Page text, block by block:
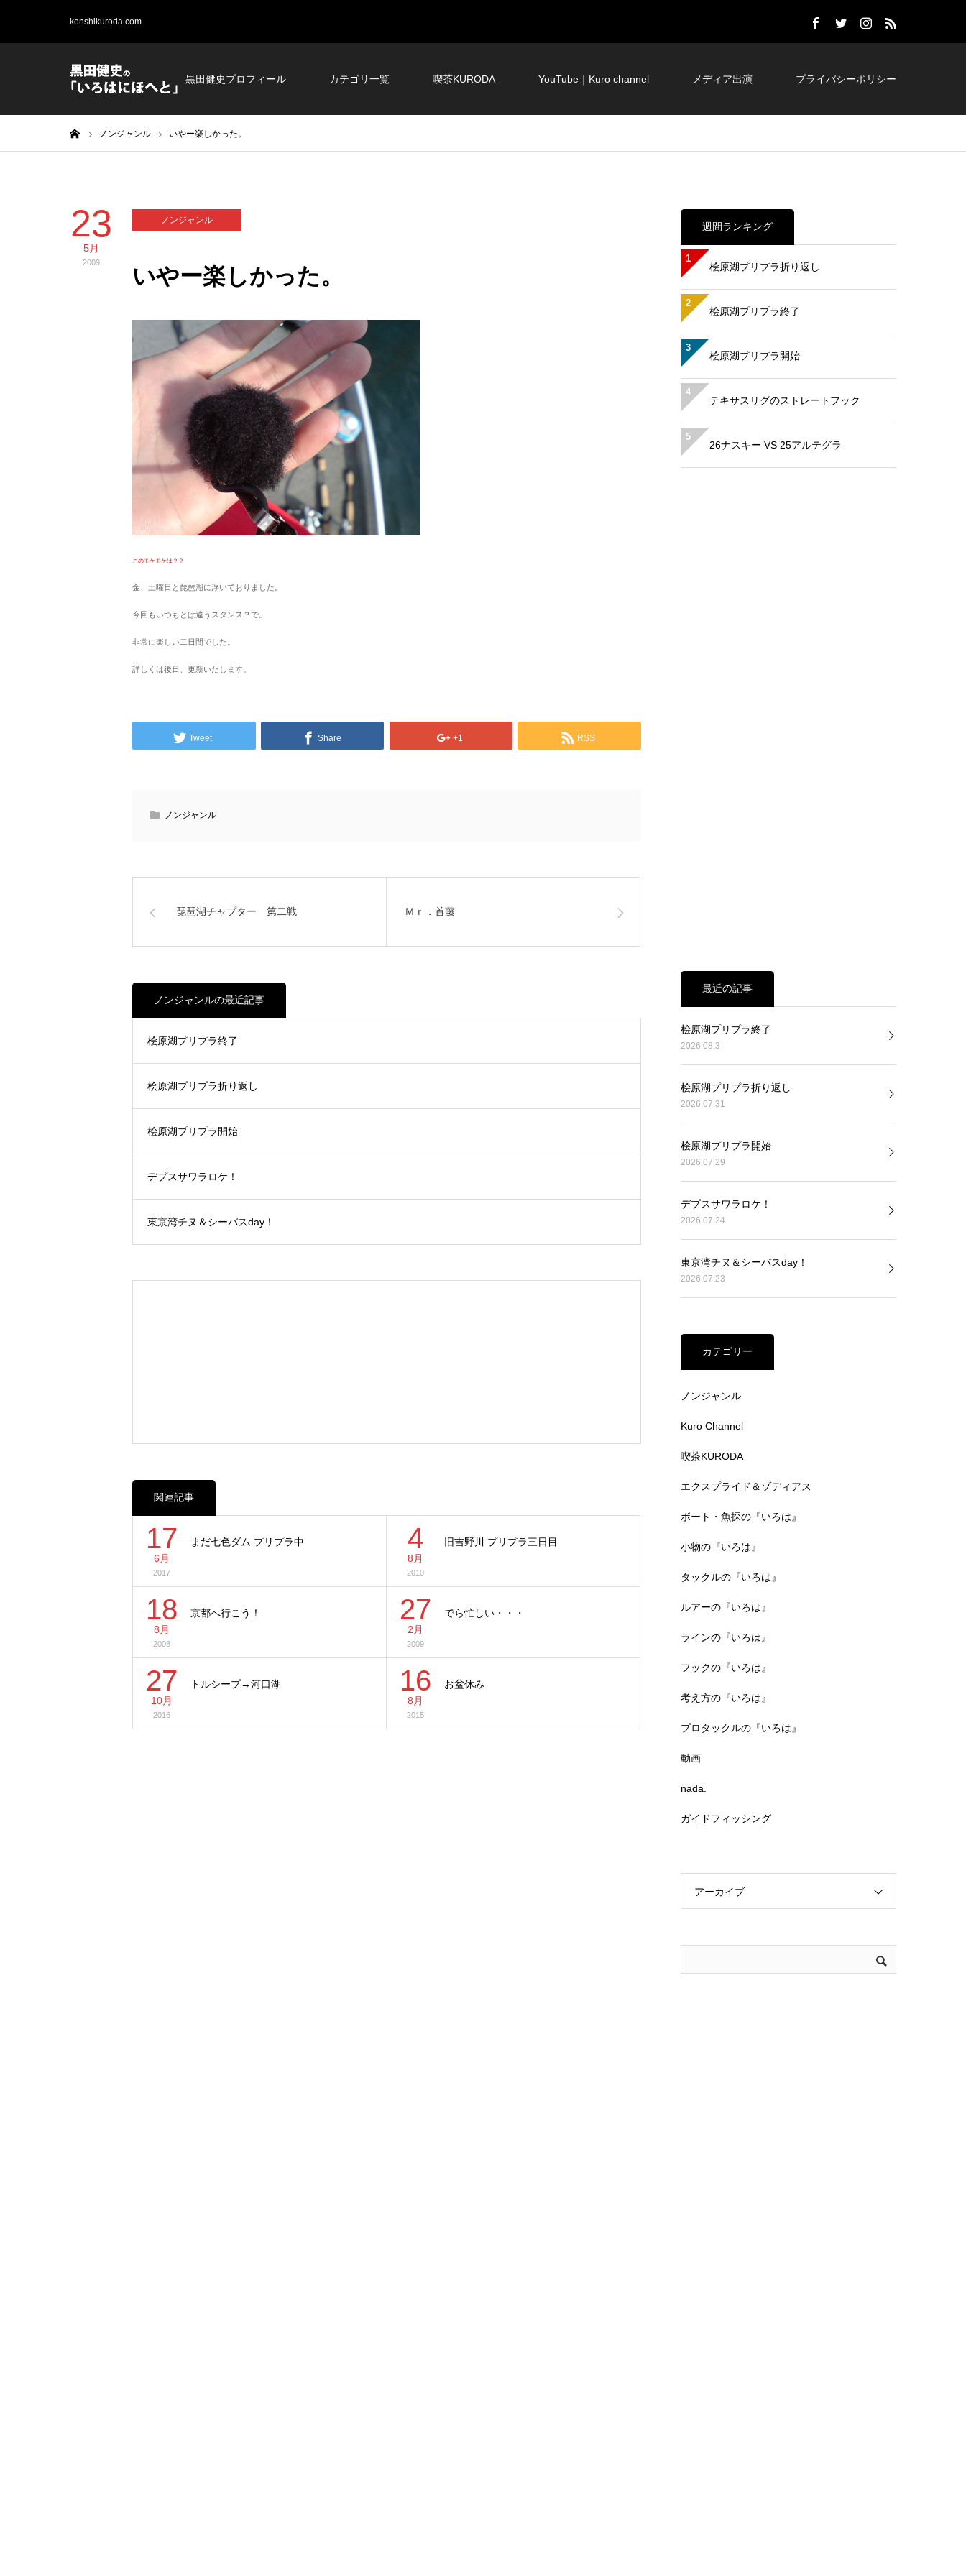
kenshikuroda.com
黒田健史プロフィール カテゴリ一覧 喫茶KURODA YouTube｜Kuro channel メディア出演 プライバシーポリシー
ノンジャンル いやー楽しかった。
23
5月
2009
ノンジャンル
いやー楽しかった。
このモケモケは？？
金、土曜日と琵琶湖に浮いておりました。
今回もいつもとは違うスタンス？で。
非常に楽しい二日間でした。
詳しくは後日、更新いたします。
Tweet Share +1 RSS
ノンジャンル
琵琶湖チャプター 第二戦 Ｍｒ．首藤
ノンジャンルの最近記事
桧原湖プリプラ終了
桧原湖プリプラ折り返し
桧原湖プリプラ開始
デプスサワラロケ！
東京湾チヌ＆シーバスday！
関連記事
17
6月
2017
まだ七色ダム プリプラ中 4
8月
2010
旧吉野川 プリプラ三日目
18
8月
2008
京都へ行こう！ 27
2月
2009
でら忙しい・・・
27
10月
2016
トルシープ→河口湖 16
8月
2015
お盆休み
週間ランキング
1
桧原湖プリプラ折り返し
2
桧原湖プリプラ終了
3
桧原湖プリプラ開始
4
テキサスリグのストレートフック
5
26ナスキー VS 25アルテグラ
最近の記事
桧原湖プリプラ終了
2026.08.3
桧原湖プリプラ折り返し
2026.07.31
桧原湖プリプラ開始
2026.07.29
デプスサワラロケ！
2026.07.24
東京湾チヌ＆シーバスday！
2026.07.23
カテゴリー
ノンジャンル
Kuro Channel
喫茶KURODA
エクスプライド＆ゾディアス
ボート・魚探の『いろは』
小物の『いろは』
タックルの『いろは』
ルアーの『いろは』
ラインの『いろは』
フックの『いろは』
考え方の『いろは』
プロタックルの『いろは』
動画
nada.
ガイドフィッシング
アーカイブ